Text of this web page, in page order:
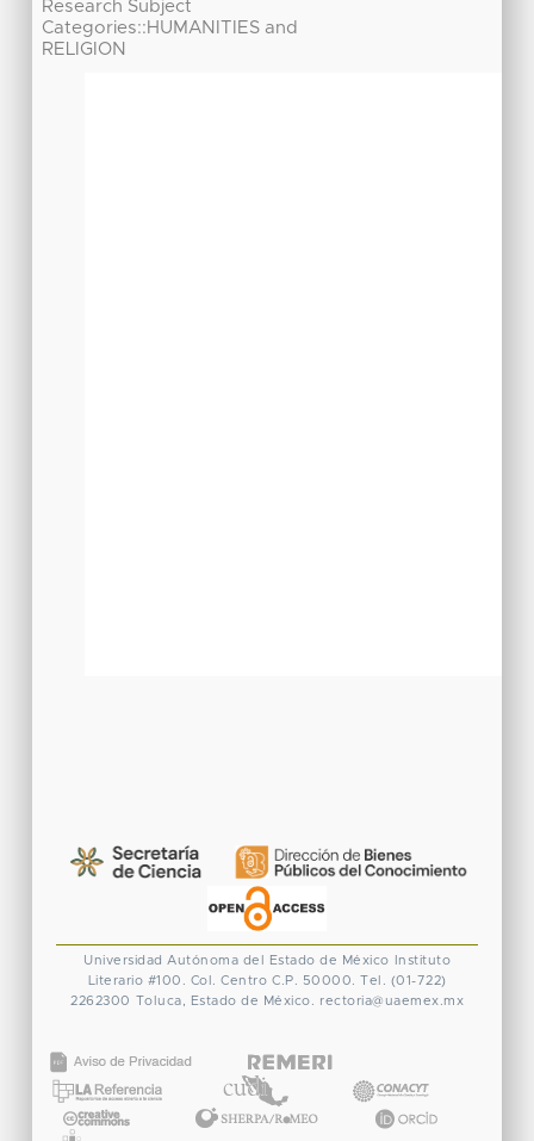
Research Subject
Categories::HUMANITIES and
RELIGION
Universidad Autónoma del Estado de México
Instituto
Literario #100. Col. Centro C.P. 50000. Tel. (01-722)
2262300 Toluca, Estado de México. rectoria@uaemex.mx